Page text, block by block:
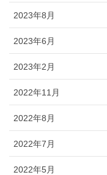
2023年8月
2023年6月
2023年2月
2022年11月
2022年8月
2022年7月
2022年5月